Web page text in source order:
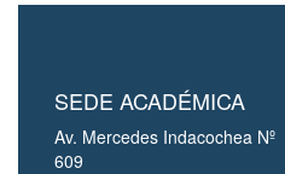
SEDE ACADÉMICA
Av. Mercedes Indacochea Nº
609